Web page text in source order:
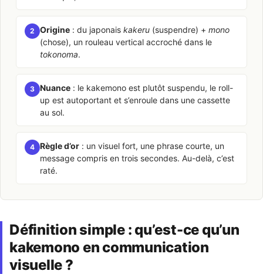
2 Origine : du japonais kakeru (suspendre) + mono
(chose), un rouleau vertical accroché dans le
tokonoma.
3 Nuance : le kakemono est plutôt suspendu, le roll-
up est autoportant et s’enroule dans une cassette
au sol.
4 Règle d’or : un visuel fort, une phrase courte, un
message compris en trois secondes. Au-delà, c’est
raté.
Définition simple : qu’est-ce qu’un
kakemono en communication
visuelle ?